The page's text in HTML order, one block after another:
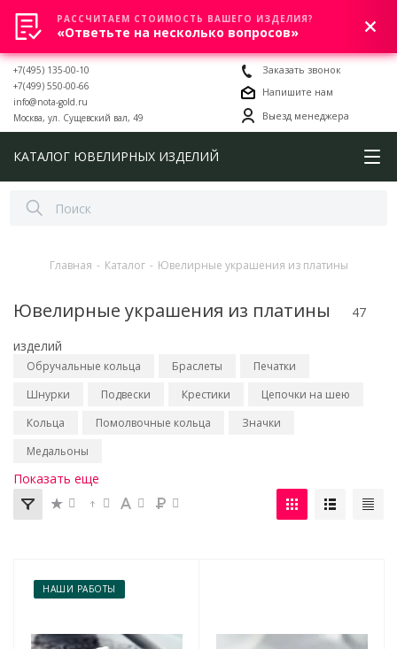
0
+7(495) 135-00-10
+7(499) 550-00-66
info@nota-gold.ru
Москва, ул. Сущевский вал, 49
Заказать звонок
Напишите нам
Выезд менеджера
КАТАЛОГ ЮВЕЛИРНЫХ ИЗДЕЛИЙ
Главная - Каталог - Ювелирные украшения из платины
Ювелирные украшения из платины
47
изделий
Обручальные кольца Браслеты
Печатки
Шнурки
Подвески Крестики
Цепочки на шею
Кольца
Помолвочные кольца
Значки
Медальоны
Показать еще
НАШИ РАБОТЫ
РАССЧИТАЕМ СТОИМОСТЬ ВАШЕГО ИЗДЕЛИЯ?
«Ответьте на несколько вопросов»